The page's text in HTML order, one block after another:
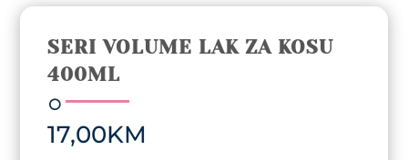
SERI VOLUME LAK ZA KOSU
400ML
17,00KM